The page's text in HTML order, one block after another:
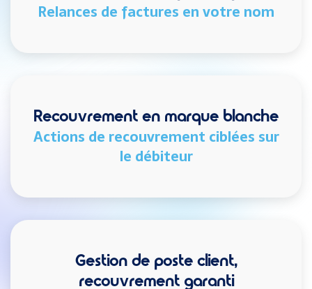
Relances de factures en votre nom
Recouvrement en marque blanche
Actions de recouvrement ciblées sur
le débiteur
Gestion de poste client,
recouvrement garanti